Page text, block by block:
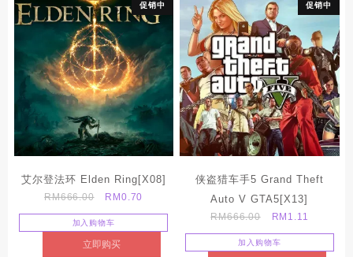
促销中
艾尔登法环 Elden Ring[X08]
RM666.00
Original
price
was:
RM666.00.
RM0.70
price
is:
加入购物车
立即购买
促销中
侠盗猎车手5 Grand Theft
Auto V GTA5[X13]
RM666.00
Original
price
was:
RM 1.11
price
is:
加入购物车